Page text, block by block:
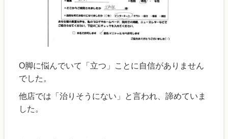
О脚に悩んでいて「立つ」ことに自信がありません
でした。
他店では「治りそうにない」と言われ、諦めていま
した。